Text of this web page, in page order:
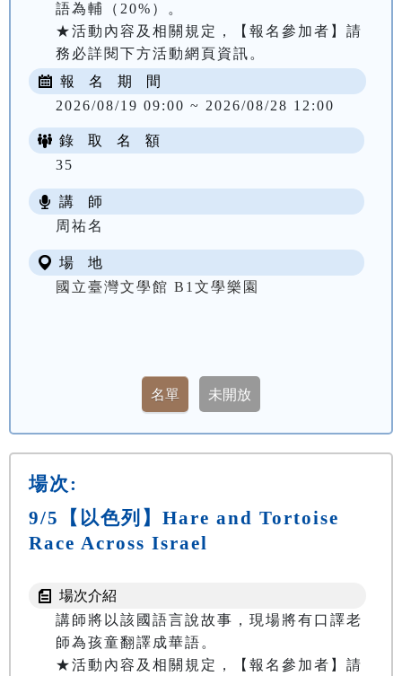
語為輔（20%）。
★活動內容及相關規定，【報名參加者】請
務必詳閱下方活動網頁資訊。
報 名 期 間
2026/08/19 09:00 ~ 2026/08/28 12:00
錄 取 名 額
35
講 師
周祐名
場 地
國立臺灣文學館 B1文學樂園
場次:
9/5【以色列】Hare and Tortoise
Race Across Israel
場次介紹
講師將以該國語言說故事，現場將有口譯老
師為孩童翻譯成華語。
★活動內容及相關規定，【報名參加者】請